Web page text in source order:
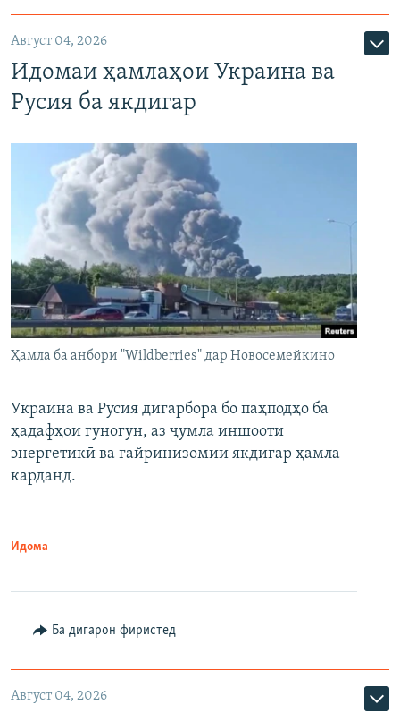
Август 04, 2026
Идомаи ҳамлаҳои Украина ва
Русия ба якдигар
Ҳамла ба анбори "Wildberries" дар Новосемейкино
Украина ва Русия дигарбора бо паҳподҳо ба
ҳадафҳои гуногун, аз ҷумла иншооти
энергетикӣ ва ғайринизомии якдигар ҳамла
карданд.
Идома
Ба дигарон фиристед
Август 04, 2026